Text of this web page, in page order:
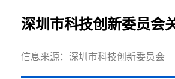
深圳市科技创新委员会
信息来源：深圳市科技创新委员会